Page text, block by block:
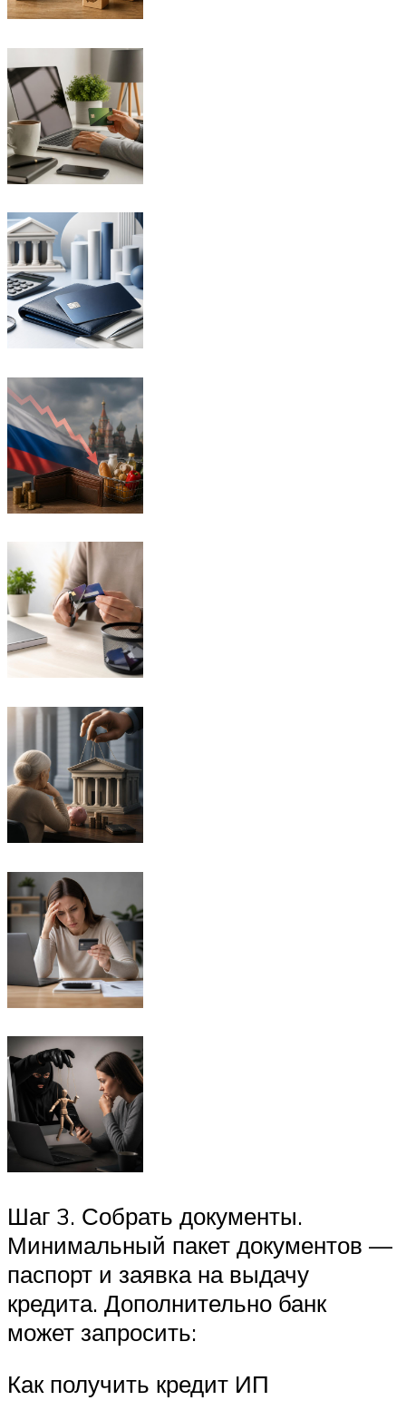
Шаг 3. Собрать документы.
Минимальный пакет документов —
паспорт и заявка на выдачу
кредита. Дополнительно банк
может запросить:
Как получить кредит ИП